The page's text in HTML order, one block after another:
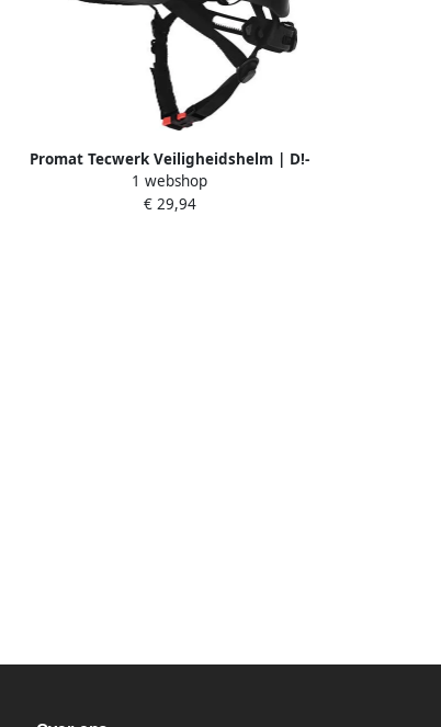
Promat Tecwerk Veiligheidshelm | D!-
Rock | zwart | ABS | EN 397
4000370556
1 webshop
€ 29,94